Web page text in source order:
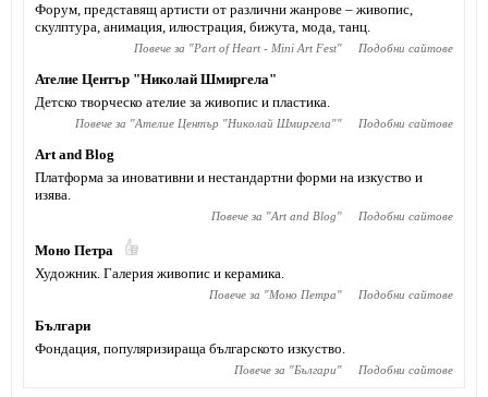
Форум, представящ артисти от различни жанрове – живопис,
скулптура, анимация, илюстрация, бижута, мода, танц.
Повече за "Part of Heart - Mini Art Fest" Подобни сайтове
Ателие Център "Николай Шмиргела"
Детско творческо ателие за живопис и пластика.
Повече за "Ателие Център "Николай Шмиргела"" Подобни сайтове
Art and Blog
Платформа за иновативни и нестандартни форми на изкуство и
изява.
Повече за "Art and Blog" Подобни сайтове
Моно Петра
Художник. Галерия живопис и керамика.
Повече за "Моно Петра" Подобни сайтове
Българи
Фондация, популяризираща българското изкуство.
Повече за "Българи" Подобни сайтове